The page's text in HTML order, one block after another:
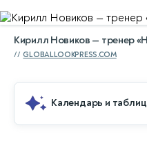
Кирилл Новиков — тренер
GLOBALLOOKPRESS.COM
Календарь и